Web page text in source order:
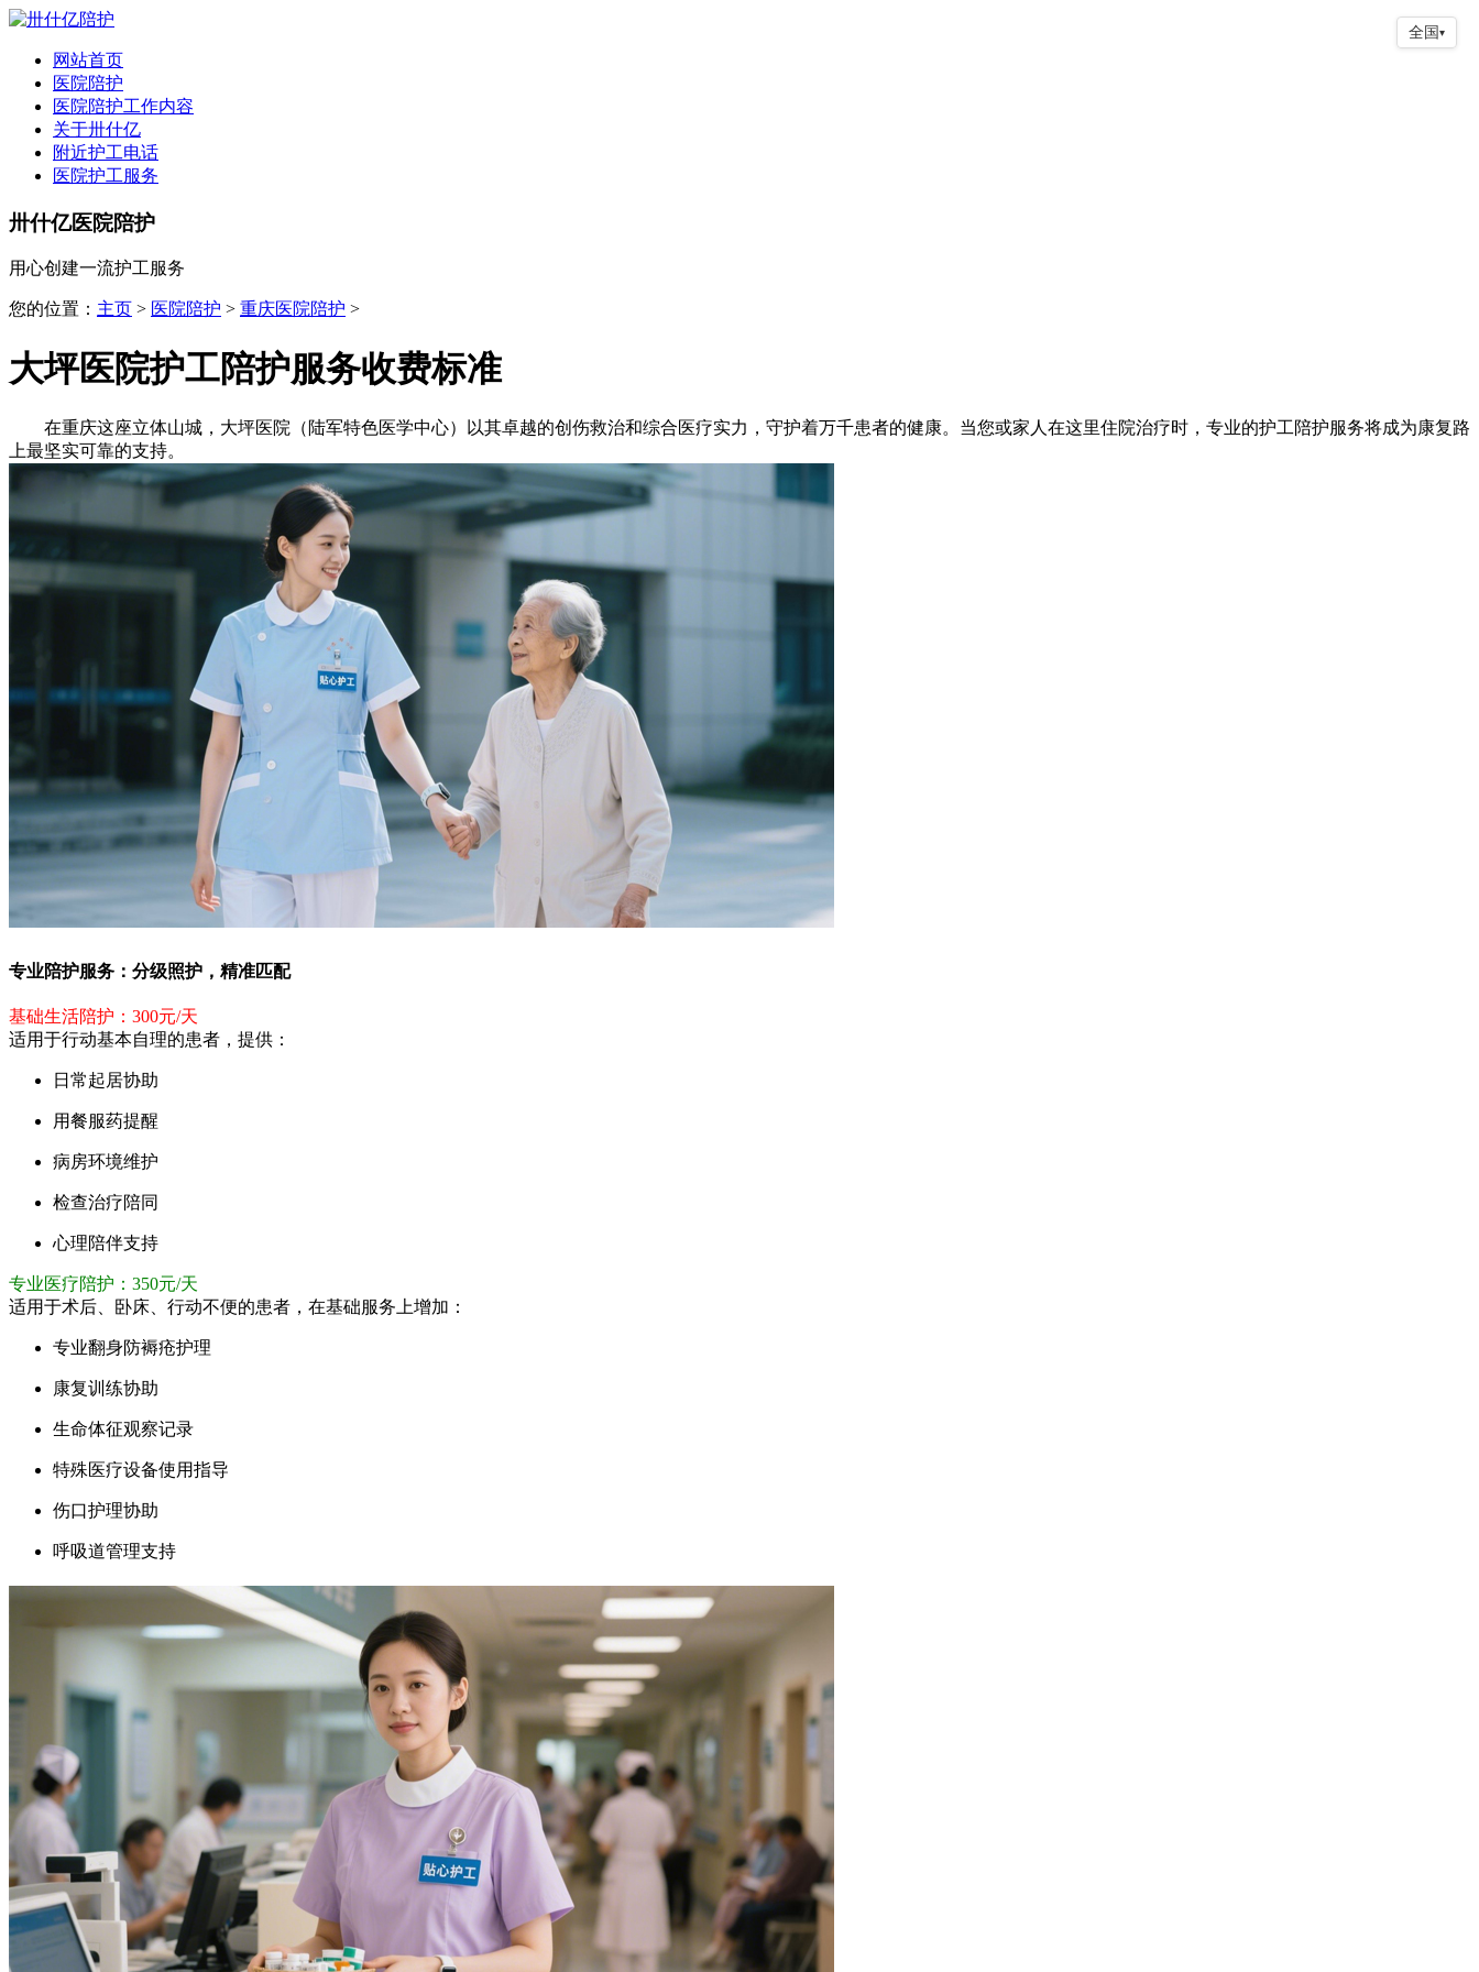
网站首页
医院陪护
医院陪护工作内容
关于卅什亿
附近护工电话
医院护工服务
全国▾
卅什亿医院陪护
用心创建一流护工服务
您的位置： 主页 > 医院陪护 > 重庆医院陪护 >
大坪医院护工陪护服务收费标准
在重庆这座立体山城，大坪医院（陆军特色医学中心）以其卓越的创伤救治和综合医疗实力，守护着万千患者的健康。当您或家人在这里住院治疗时，专业的护工陪护服务将成为康复路
上最坚实可靠的支持。
专业陪护服务：分级照护，精准匹配
基础生活陪护：300元/天
适用于行动基本自理的患者，提供：
日常起居协助
用餐服药提醒
病房环境维护
检查治疗陪同
心理陪伴支持
专业医疗陪护：350元/天
适用于术后、卧床、行动不便的患者，在基础服务上增加：
专业翻身防褥疮护理
康复训练协助
生命体征观察记录
特殊医疗设备使用指导
伤口护理协助
呼吸道管理支持